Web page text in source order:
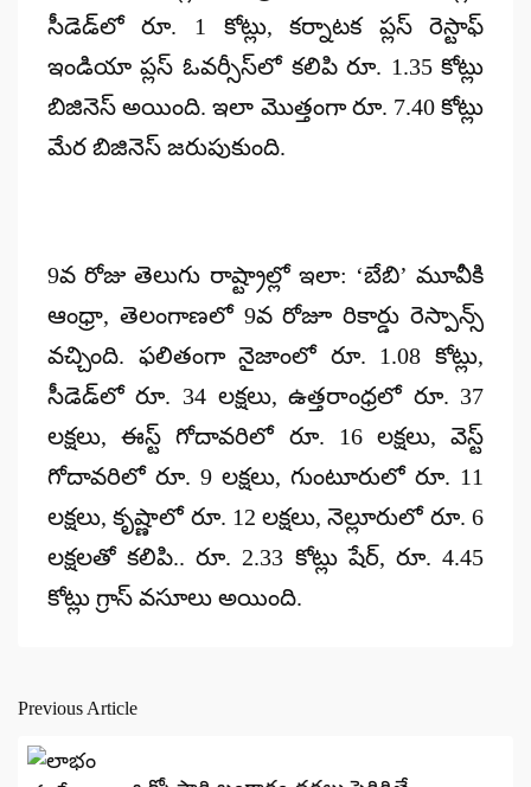
సీడెడ్‌లో రూ. 1 కోట్లు, కర్నాటక ప్లస్ రెస్టాఫ్
ఇండియా ప్లస్ ఓవర్సీస్‌లో కలిపి రూ. 1.35 కోట్లు
బిజినెస్ అయింది. ఇలా మొత్తంగా రూ. 7.40 కోట్లు
మేర బిజినెస్ జరుపుకుంది.
9వ రోజు తెలుగు రాష్ట్రాల్లో ఇలా: ‘బేబి’ మూవీకి
ఆంధ్రా, తెలంగాణలో 9వ రోజూ రికార్డు రెస్పాన్స్
వచ్చింది. ఫలితంగా నైజాంలో రూ. 1.08 కోట్లు,
సీడెడ్‌లో రూ. 34 లక్షలు, ఉత్తరాంధ్రలో రూ. 37
లక్షలు, ఈస్ట్ గోదావరిలో రూ. 16 లక్షలు, వెస్ట్
గోదావరిలో రూ. 9 లక్షలు, గుంటూరులో రూ. 11
లక్షలు, కృష్ణాలో రూ. 12 లక్షలు, నెల్లూరులో రూ. 6
లక్షలతో కలిపి.. రూ. 2.33 కోట్లు షేర్, రూ. 4.45
కోట్లు గ్రాస్ వసూలు అయింది.
Post
navigation
Previous Article